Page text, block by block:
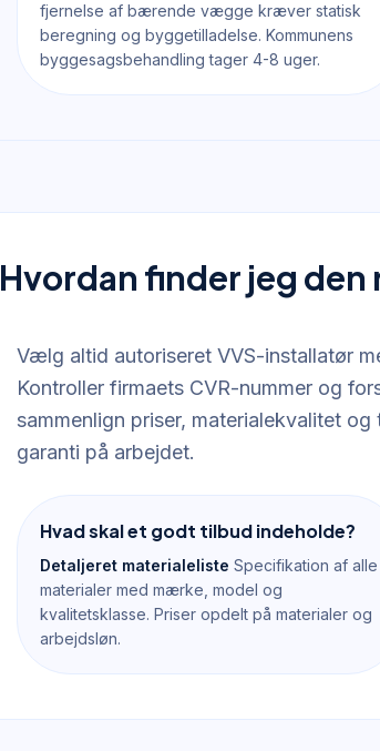
fjernelse af bærende vægge kræver statisk
beregning og byggetilladelse. Kommunens
byggesagsbehandling tager 4-8 uger.
Hvordan finder jeg
Vælg altid autoriseret VVS-installatør
Kontroller firmaets CVR-nummer og
sammenlign priser, materialekvalitet
garanti på arbejdet.
Hvad skal et godt tilbud indeholde?
Detaljeret materialeliste Specifikation af alle
materialer med mærke, model og
kvalitetsklasse. Priser opdelt på materialer og
arbejdsløn.